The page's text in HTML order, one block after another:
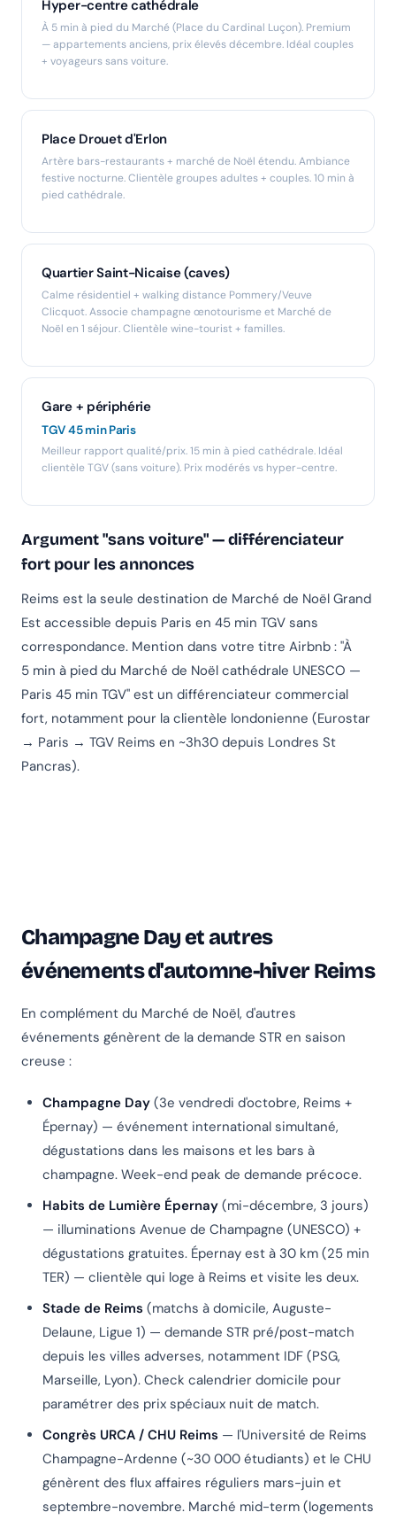
Hyper-centre cathédrale
À 5 min à pied du Marché (Place du Cardinal Luçon). Premium
— appartements anciens, prix élevés décembre. Idéal couples
+ voyageurs sans voiture.
Place Drouet d'Erlon
Artère bars-restaurants + marché de Noël étendu. Ambiance
festive nocturne. Clientèle groupes adultes + couples. 10 min à
pied cathédrale.
Quartier Saint-Nicaise (caves)
Calme résidentiel + walking distance Pommery/Veuve
Clicquot. Associe champagne œnotourisme et Marché de
Noël en 1 séjour. Clientèle wine-tourist + familles.
Gare + périphérie
TGV 45 min Paris
Meilleur rapport qualité/prix. 15 min à pied cathédrale. Idéal
clientèle TGV (sans voiture). Prix modérés vs hyper-centre.
Argument "sans voiture" — différenciateur
fort pour les annonces
Reims est la seule destination de Marché de Noël Grand
Est accessible depuis Paris en 45 min TGV sans
correspondance. Mention dans votre titre Airbnb : "À
5 min à pied du Marché de Noël cathédrale UNESCO —
Paris 45 min TGV" est un différenciateur commercial
fort, notamment pour la clientèle londonienne (Eurostar
→ Paris → TGV Reims en ~3h30 depuis Londres St
Pancras).
Champagne Day et autres
événements d'automne-hiver Reims
En complément du Marché de Noël, d'autres
événements génèrent de la demande STR en saison
creuse :
Champagne Day (3e vendredi d'octobre, Reims +
Épernay) — événement international simultané,
dégustations dans les maisons et les bars à
champagne. Week-end peak de demande précoce.
Habits de Lumière Épernay (mi-décembre, 3 jours)
— illuminations Avenue de Champagne (UNESCO) +
dégustations gratuites. Épernay est à 30 km (25 min
TER) — clientèle qui loge à Reims et visite les deux.
Stade de Reims (matchs à domicile, Auguste-
Delaune, Ligue 1) — demande STR pré/post-match
depuis les villes adverses, notamment IDF (PSG,
Marseille, Lyon). Check calendrier domicile pour
paramétrer des prix spéciaux nuit de match.
Congrès URCA / CHU Reims — l'Université de Reims
Champagne-Ardenne (~30 000 étudiants) et le CHU
génèrent des flux affaires réguliers mars-juin et
septembre-novembre. Marché mid-term (logements